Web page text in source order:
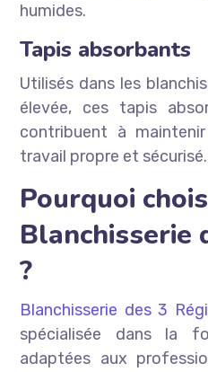
humides.
Tapis absorbants
Utilisés dans les
élevée, ces tapis
contribuent à
travail propre et sécurisé.
Pourquoi
Blanchisserie
?
Blanchisserie des 3
spécialisée dans la
adaptées aux